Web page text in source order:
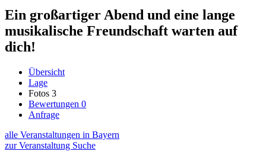
Ein großartiger Abend und eine lange
musikalische Freundschaft warten auf
dich!
Übersicht
Lage
Fotos 3
Bewertungen 0
Anfrage
alle Veranstaltungen in Bayern
zur Veranstaltung Suche